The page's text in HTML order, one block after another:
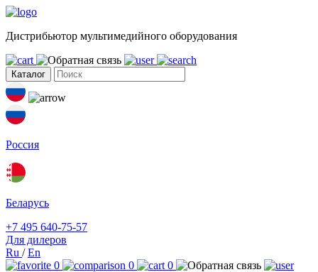
Дистрибьютор мультимедийного оборудования
Каталог
Россия
Беларусь
+7 495 640-75-57
Для дилеров
Ru /En
0
0 0